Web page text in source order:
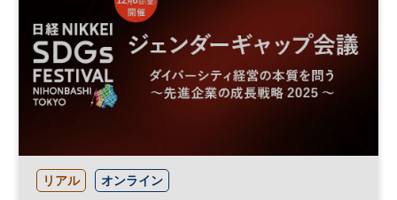
リアル オンライン